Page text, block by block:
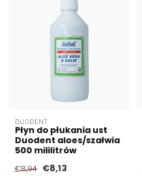
DUODENT
Płyn do płukania ust
Duodent aloes/szałwia
500 mililitrów
€8,94 €8,13